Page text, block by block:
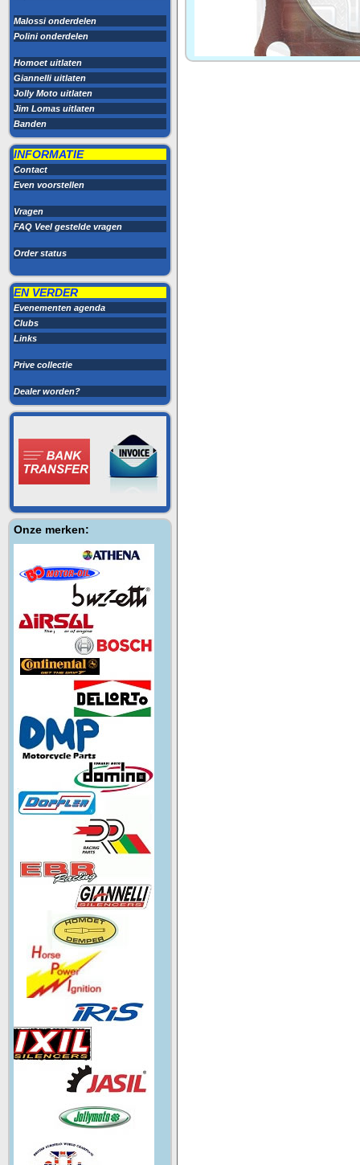
Malossi onderdelen
Polini onderdelen
Homoet uitlaten
Giannelli uitlaten
Jolly Moto uitlaten
Jim Lomas uitlaten
Banden
INFORMATIE
Contact
Even voorstellen
Vragen
FAQ Veel gestelde vragen
Order status
EN VERDER
Evenementen agenda
Clubs
Links
Prive collectie
Dealer worden?
Onze merken: